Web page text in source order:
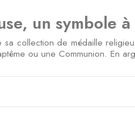
un symbole
sa collection de médaille
ou une Communion. En